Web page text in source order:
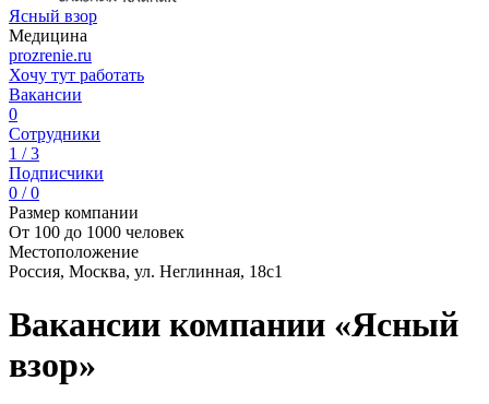
Ясный взор
Медицина
prozrenie.ru
Хочу тут работать
Вакансии
0
Сотрудники
1 / 3
Подписчики
0 / 0
Размер компании
От 100 до 1000 человек
Местоположение
Россия, Москва, ул. Неглинная, 18с1
Вакансии компании «Ясный
взор»